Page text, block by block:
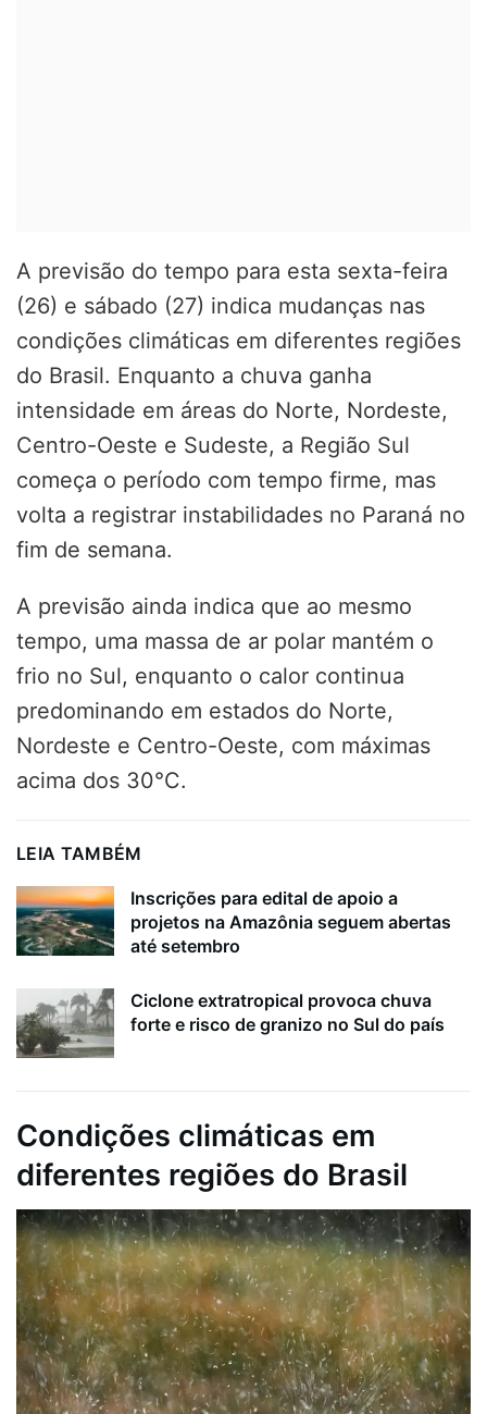
A previsão do tempo para esta sexta-feira
(26) e sábado (27) indica mudanças nas
condições climáticas em diferentes regiões
do Brasil. Enquanto a chuva ganha
intensidade em áreas do Norte, Nordeste,
Centro-Oeste e Sudeste, a Região Sul
começa o período com tempo firme, mas
volta a registrar instabilidades no Paraná no
fim de semana.
A previsão ainda indica que ao mesmo
tempo, uma massa de ar polar mantém o
frio no Sul, enquanto o calor continua
predominando em estados do Norte,
Nordeste e Centro-Oeste, com máximas
acima dos 30°C.
LEIA TAMBÉM
Inscrições para edital de apoio a
projetos na Amazônia seguem abertas
até setembro
Ciclone extratropical provoca chuva
forte e risco de granizo no Sul do país
Condições climáticas em
diferentes regiões do Brasil